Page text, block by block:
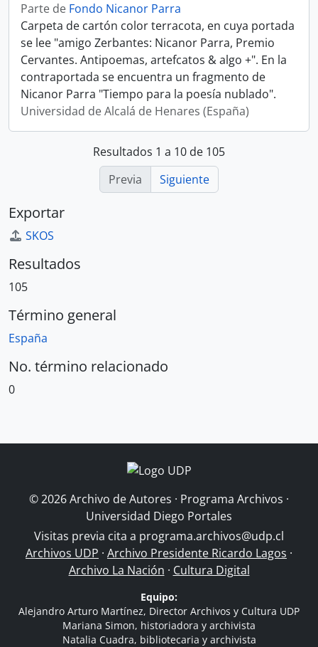
Parte de Fondo Nicanor Parra
Carpeta de cartón color terracota, en cuya portada
se lee "amigo Zerbantes: Nicanor Parra, Premio
Cervantes. Antipoemas, artefcatos & algo +". En la
contraportada se encuentra un fragmento de
Nicanor Parra "Tiempo para la poesía nublado".
Universidad de Alcalá de Henares (España)
Resultados 1 a 10 de 105
Previa
Siguiente
Exportar
SKOS
Resultados
105
Término general
España
No. término relacionado
0
© 2026 Archivo de Autores · Programa Archivos ·
Universidad Diego Portales
Visitas previa cita a programa.archivos@udp.cl
Archivos UDP · Archivo Presidente Ricardo Lagos ·
Archivo La Nación · Cultura Digital
Equipo:
Alejandro Arturo Martínez, Director Archivos y Cultura UDP
Mariana Simon, historiadora y archivista
Natalia Cuadra, bibliotecaria y archivista